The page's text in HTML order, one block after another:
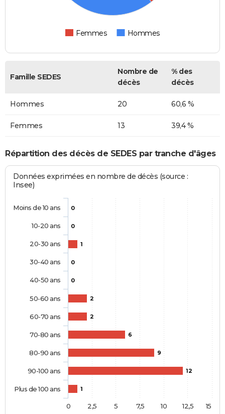
Femmes Hommes
Famille SEDES
Nombre de
décès
% des
décès
Hommes 20 60,6 %
Femmes 13 39,4 %
Répartition des décès de SEDES par tranche d'âges
Données exprimées en nombre de décès (source :
Insee)
0
0
1
0
0
2
2
6
9
12
1
Moins de 10 ans
10-20 ans
20-30 ans
30-40 ans
40-50 ans
50-60 ans
60-70 ans
70-80 ans
80-90 ans
90-100 ans
Plus de 100 ans
0 2,5 5 7,5 10 12,5 15